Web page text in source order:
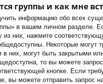
группы и как мне
информацию обо всех
в вашем личном разделе.
из них, нажмите
Некоторые могут
в них, могут быть закрытыми
то вы можете
кнопке. Если
вы можете отправить запрос